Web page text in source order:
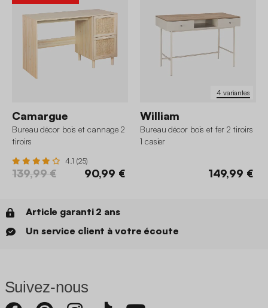
Camargue
Bureau décor bois et cannage 2
tiroirs
4.1 (25)
139,99 € 90,99 €
4 variantes
William
Bureau décor bois et fer 2 tiroirs
1 casier
149,99 €
Article garanti 2 ans
Un service client à votre écoute
Suivez-nous